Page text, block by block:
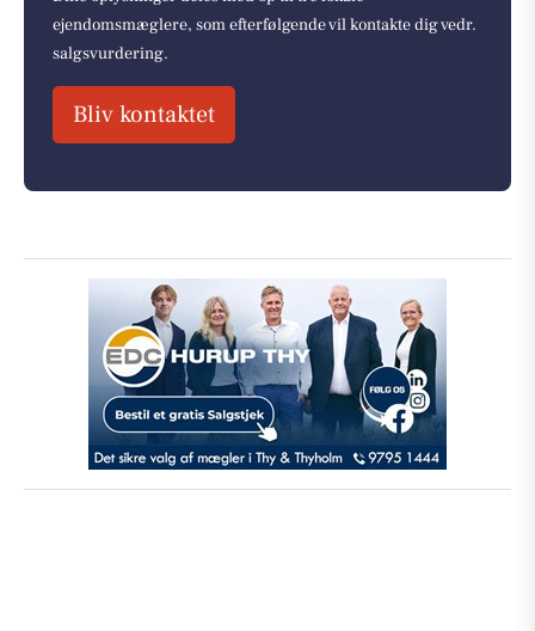
ejendomsmæglere, som efterfølgende vil kontakte dig vedr.
salgsvurdering.
Bliv kontaktet